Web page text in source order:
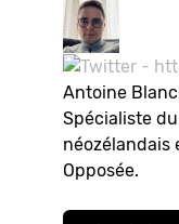
Antoine
Spécialiste
néozélandais
Opposée.